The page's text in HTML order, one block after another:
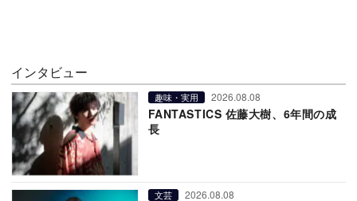
インタビュー
趣味・実用 2026.08.08
FANTASTICS 佐藤大樹、6年間の成
長
文芸 2026.08.08